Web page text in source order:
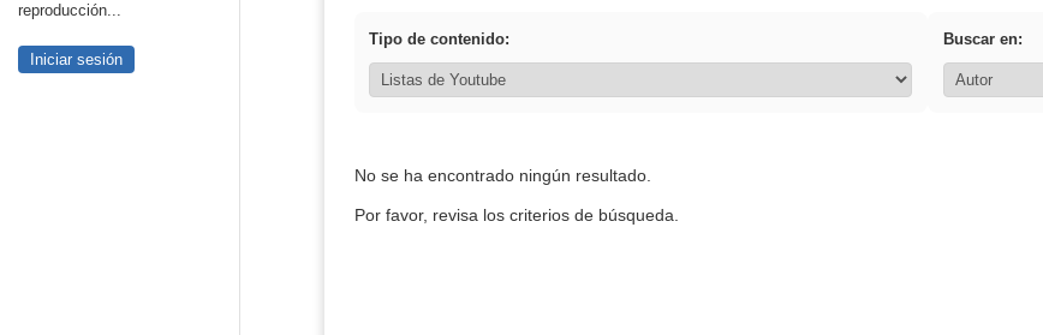
reproducción...
Iniciar sesión
Tipo de contenido: Buscar en:
No se ha encontrado ningún resultado.
Por favor, revisa los criterios de búsqueda.